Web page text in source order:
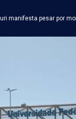
manifesta pesar por